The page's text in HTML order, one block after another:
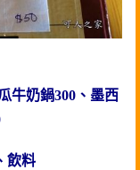
牛奶鍋300、墨西
飲料